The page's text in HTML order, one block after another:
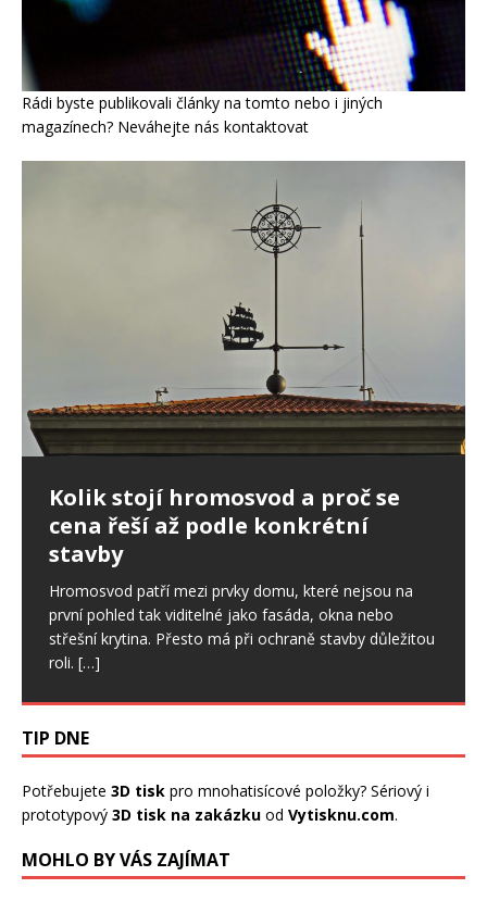
Rádi byste publikovali články na tomto nebo i jiných
magazínech? Neváhejte nás kontaktovat
Kolik stojí hromosvod a proč se
cena řeší až podle konkrétní
stavby
Hromosvod patří mezi prvky domu, které nejsou na
první pohled tak viditelné jako fasáda, okna nebo
střešní krytina. Přesto má při ochraně stavby důležitou
roli. […]
Ptáci ve fasádě: jak postupovat,
když poškodí zateplení domu
Drobné otvory ve fasádě se snadno přehlédnou. U
většího problému. Ptáci dokážou narušit omítku,
výztužnou vrstvu i samotnou izolaci.[…]
Nepřítel stres: Ovlivňuje i spánek,
svaly či zdraví ústní dutiny
Stres je sice běžnou součástí našich životů a v určité
míře je pro nás důležitý. Pokud však trvá dlouhodobě,
začíná ovlivňovat celý organismus, a to[…]
TIP DNE
Potřebujete 3D tisk pro mnohatisícové položky? Sériový i
prototypový 3D tisk na zakázku od Vytisknu.com.
MOHLO BY VÁS ZAJÍMAT